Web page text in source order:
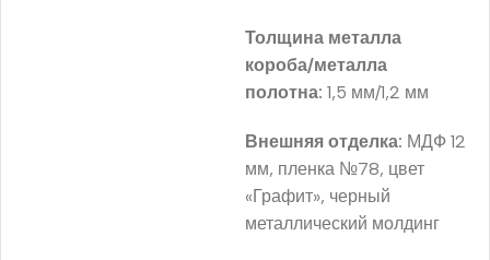
Толщина металла
короба/металла
полотна: 1,5 мм/1,2 мм
Внешняя отделка: МДФ 12
мм, пленка №78, цвет
«Графит», черный
металлический молдинг